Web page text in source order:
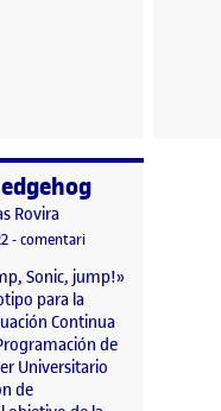
Rovira
5 febrer, 2023 3:48 am
-comentariel Mario the Hedgehog
Sonic, jump!»
para la
Continua
de
Universitario
de